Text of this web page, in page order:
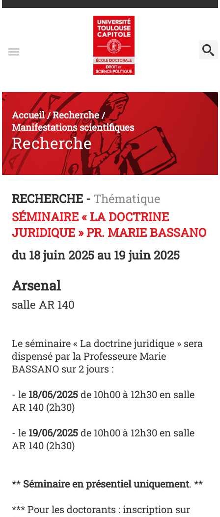
Accueil/Recherche/
Manifestations scientifiques
Recherche
RECHERCHE - Thématique
SÉMINAIRE « LA DOCTRINE
JURIDIQUE » PR. MARIE BASSANO
du 18 juin 2025 au 19 juin 2025
Arsenal
salle AR 140
Le séminaire « La doctrine juridique » sera
dispensé par la Professeure Marie
BASSANO sur 2 jours :
- le 18/06/2025de 10h00 à 12h30 en salle
AR 140 (2h30)
- le 19/06/2025de 10h00 à 12h30 en salle
AR 140 (2h30)
** Séminaire en présentiel uniquement. **
*** Pour les doctorants : inscription sur